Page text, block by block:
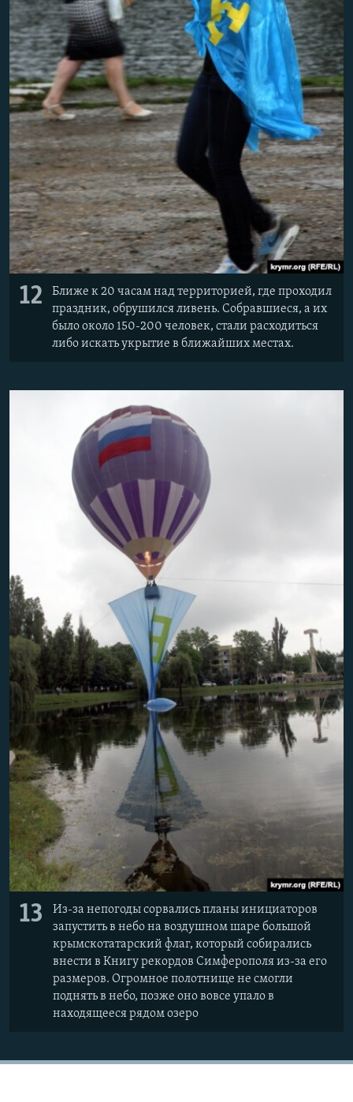
12
Ближе к 20 часам над территорией, где проходил
праздник, обрушился ливень. Собравшиеся, а их
было около 150-200 человек, стали расходиться
либо искать укрытие в ближайших местах.
13
Из-за непогоды сорвались планы инициаторов
запустить в небо на воздушном шаре большой
крымскотатарский флаг, который собирались
внести в Книгу рекордов Симферополя из-за его
размеров. Огромное полотнище не смогли
поднять в небо, позже оно вовсе упало в
находящееся рядом озеро